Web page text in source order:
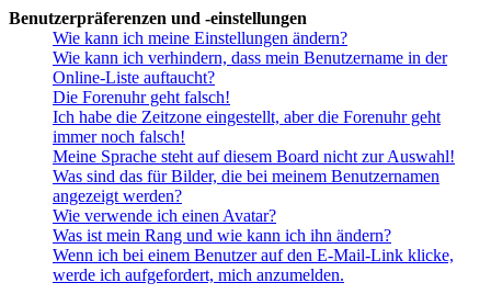
Benutzerpräferenzen und -einstellungen
Wie kann ich meine Einstellungen ändern?
Wie kann ich verhindern, dass mein Benutzername in der
Online-Liste auftaucht?
Die Forenuhr geht falsch!
Ich habe die Zeitzone eingestellt, aber die Forenuhr geht
immer noch falsch!
Meine Sprache steht auf diesem Board nicht zur Auswahl!
Was sind das für Bilder, die bei meinem Benutzernamen
angezeigt werden?
Wie verwende ich einen Avatar?
Was ist mein Rang und wie kann ich ihn ändern?
Wenn ich bei einem Benutzer auf den E-Mail-Link klicke,
werde ich aufgefordert, mich anzumelden.